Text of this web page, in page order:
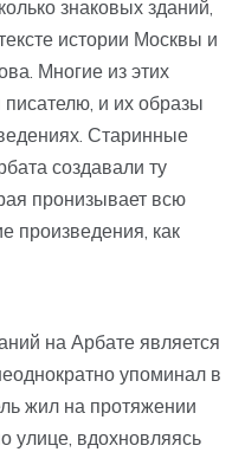
знаковых зданий,
истории Москвы и
Многие из этих
и их образы
Старинные
создавали ту
пронизывает всю
произведения, как
на Арбате является
упоминал в
жил на протяжении
улице, вдохновляясь